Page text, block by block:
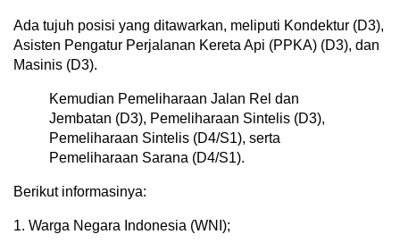
Ada tujuh posisi yang ditawarkan, meliputi Kondektur (D3),
Asisten Pengatur Perjalanan Kereta Api (PPKA) (D3), dan
Masinis (D3).
Kemudian Pemeliharaan Jalan Rel dan
Jembatan (D3), Pemeliharaan Sintelis (D3),
Pemeliharaan Sintelis (D4/S1), serta
Pemeliharaan Sarana (D4/S1).
Berikut informasinya:
1. Warga Negara Indonesia (WNI);